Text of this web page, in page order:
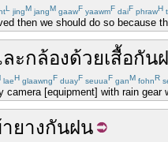
L jingM jangM gaawF yaawmF daiF phrawH
then we should do so because
ะกล้องด้วยเสื้อกัน
laeH glaawngF duayF seuuaF ganM fohnR
[equipment] with rain gear
ยางกันฝน